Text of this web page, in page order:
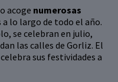
acoge numerosas
lo largo de todo el año.
se celebran en julio,
las calles de Gorliz. El
sus festividades a